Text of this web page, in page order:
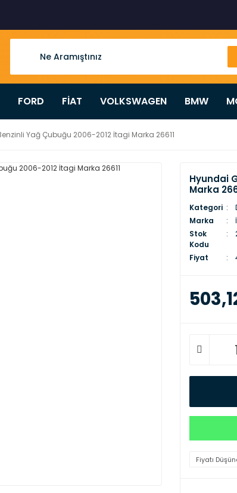
FORD FİAT VOLKSWAGEN BMW
Yağ Çubuğu 2006-2012 İtagi Marka 26611
Hyundai
Marka
Kategori
Marka
Stok
Kodu
Fiyat
Fiyatı